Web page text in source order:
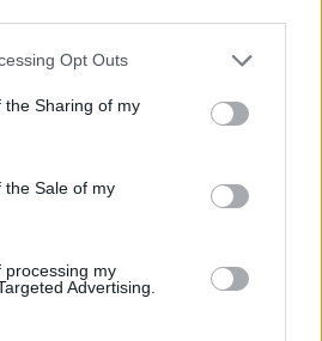
Opt Outs
the Sharing of my
the Sale of my
processing my
Advertising.
fahéjat.
második tészta lapot.
a tojás sárgájával megkenem, hogy szép
szeletelem és porcukrozva tálalom!
receptjeidet, hogy mi is